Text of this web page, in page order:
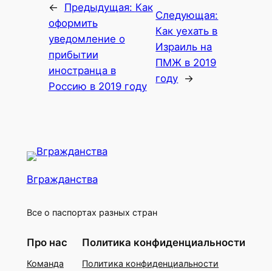
← Предыдущая: Как
оформить
уведомление о
прибытии
иностранца в
Россию в 2019 году
Следующая:
Как уехать в
Израиль на
ПМЖ в 2019
году →
Вгражданства
Все о паспортах разных стран
Про нас
Команда
Политика конфиденциальности
Политика конфиденциальности